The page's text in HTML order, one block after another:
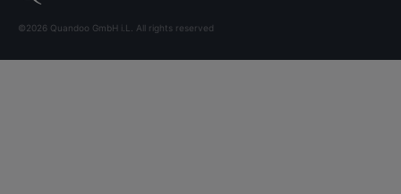
©2026 Quandoo GmbH i.L. All rights reserved